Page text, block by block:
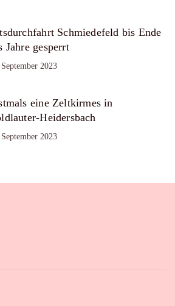
Schmiedefeld bis Ende
Jahre gesperrt
2023
eine Zeltkirmes in
Heidersbach
2023